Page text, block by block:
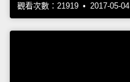
觀看次數：21919 • 2017-05-04